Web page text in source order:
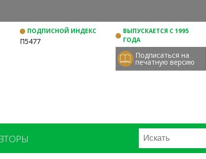
ПОДПИСНОЙ ИНДЕКС
П5477
ВЫПУСКАЕТСЯ С 1995
ГОДА
Подписаться на
печатную версию